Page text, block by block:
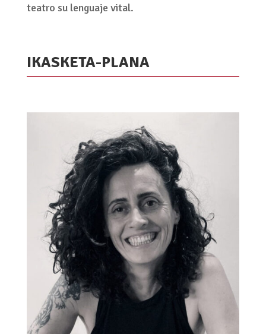
teatro su lenguaje vital.
IKASKETA-PLANA